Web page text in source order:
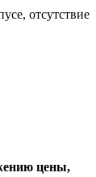
отсутствие
цены,